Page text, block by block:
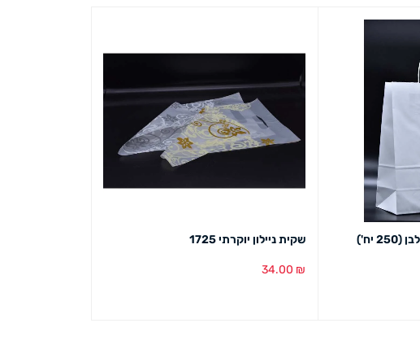
שקית ניילון יוקרתי 1725
34.00 ₪